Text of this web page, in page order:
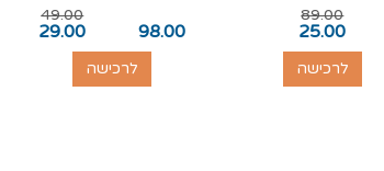
89.00
25.00
לרכישה
98.00
49.00
29.00
לרכישה